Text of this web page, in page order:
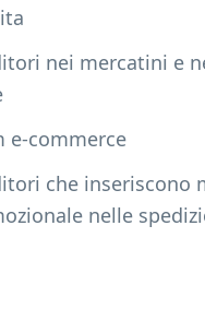
nei mercatini e
e-commerce
che inseriscono
nelle